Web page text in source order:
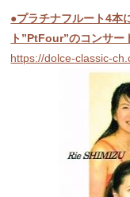
●プラチナフルート4本
ト”PtFour”のコンサー
https://dolce-classic-